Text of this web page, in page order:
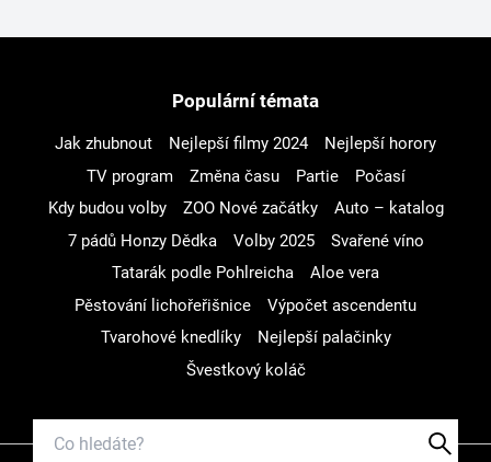
Populární témata
Jak zhubnout Nejlepší filmy 2024
Nejlepší horory
TV program
Změna času Partie
Počasí
Kdy budou volby
ZOO Nové začátky
Auto – katalog
7 pádů Honzy Dědka
Volby 2025
Svařené víno
Tatarák podle Pohlreicha
Aloe vera
Pěstování lichořeřišnice
Výpočet ascendentu
Tvarohové knedlíky
Nejlepší palačinky
Švestkový koláč